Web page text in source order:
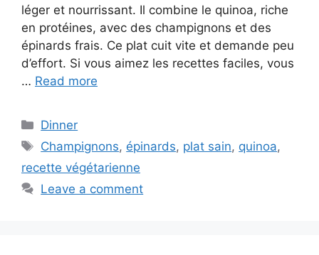
léger et nourrissant. Il combine le quinoa, riche
en protéines, avec des champignons et des
épinards frais. Ce plat cuit vite et demande peu
d’effort. Si vous aimez les recettes faciles, vous
… Read more
Categories
Dinner
Tags
Champignons, épinards, plat sain, quinoa,
recette végétarienne
Leave a comment